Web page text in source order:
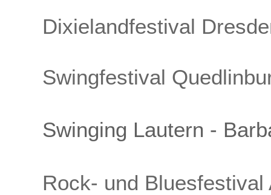
Dixielandfestival
Swingfestival
Swinging Lautern -
Rock- und Bluesfestival